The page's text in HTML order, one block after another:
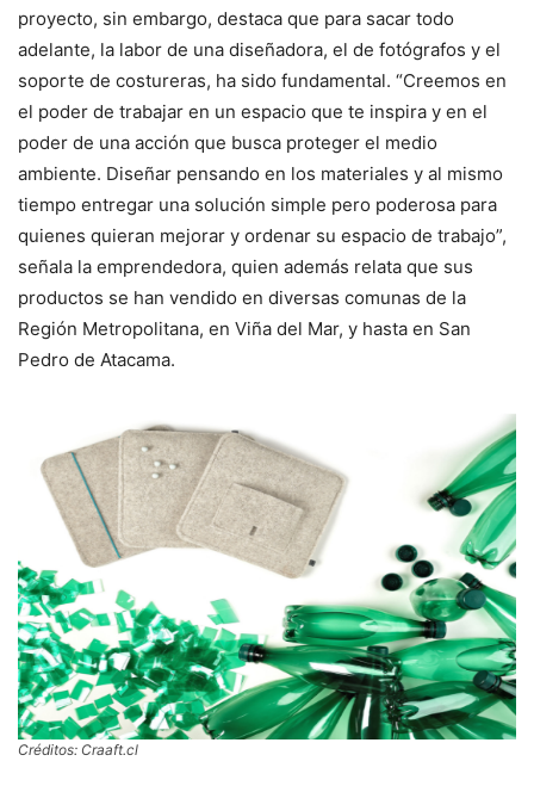
proyecto, sin embargo, destaca que para sacar todo
adelante, la labor de una diseñadora, el de fotógrafos y el
soporte de costureras, ha sido fundamental. “Creemos en
el poder de trabajar en un espacio que te inspira y en el
poder de una acción que busca proteger el medio
ambiente. Diseñar pensando en los materiales y al mismo
tiempo entregar una solución simple pero poderosa para
quienes quieran mejorar y ordenar su espacio de trabajo”,
señala la emprendedora, quien además relata que sus
productos se han vendido en diversas comunas de la
Región Metropolitana, en Viña del Mar, y hasta en San
Pedro de Atacama.
Créditos: Craaft.cl